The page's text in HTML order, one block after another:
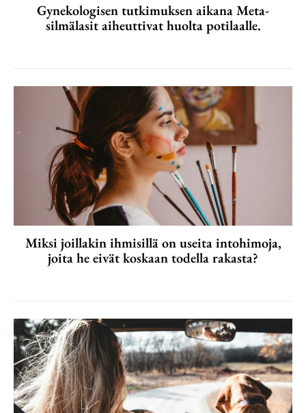
Gynekologisen tutkimuksen aikana Meta-
silmälasit aiheuttivat huolta potilaalle.
Miksi joillakin ihmisillä on useita intohimoja,
joita he eivät koskaan todella rakasta?